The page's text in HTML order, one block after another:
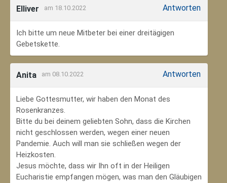
Elliver am 18.10.2022 Antworten
Ich bitte um neue Mitbeter bei einer dreitägigen
Gebetskette.
Anita am 08.10.2022 Antworten
Liebe Gottesmutter, wir haben den Monat des
Rosenkranzes.
Bitte du bei deinem geliebten Sohn, dass die Kirchen
nicht geschlossen werden, wegen einer neuen
Pandemie. Auch will man sie schließen wegen der
Heizkosten.
Jesus möchte, dass wir Ihn oft in der Heiligen
Eucharistie empfangen mögen, was man den Gläubigen